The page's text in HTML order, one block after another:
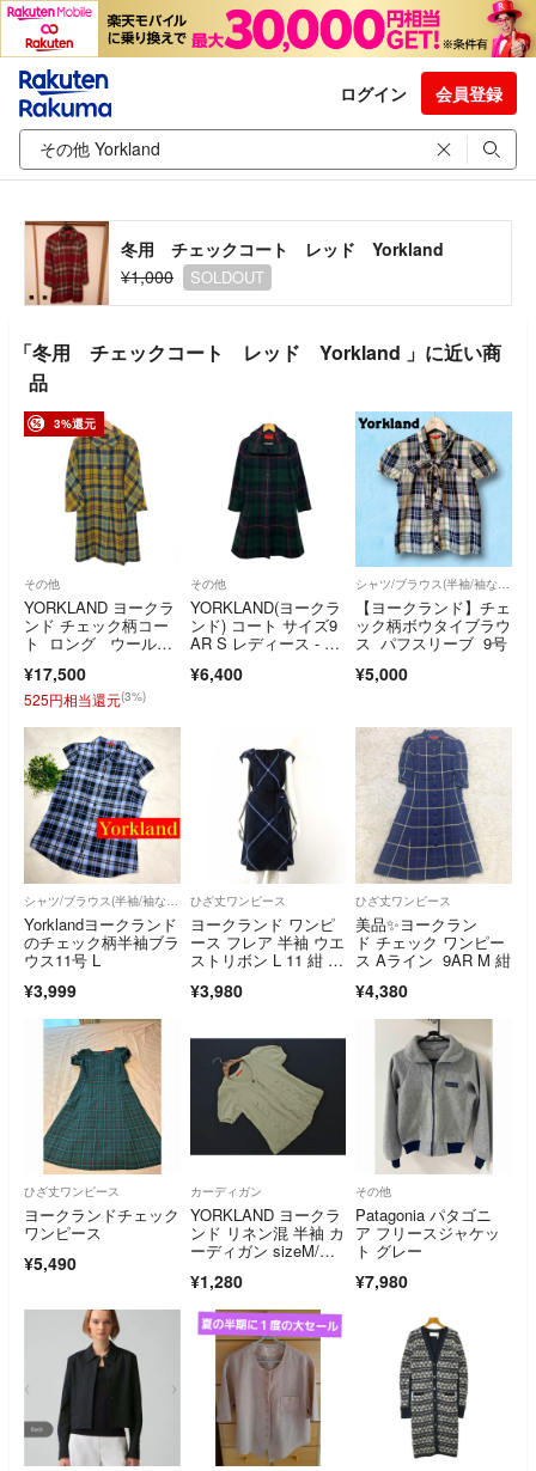
ログイン 会員登録
冬用 チェックコート レッド Yorkland
¥1,000
SOLDOUT
「冬用 チェックコート レッド Yorkland 」に近い商
品
3%還元
その他
YORKLAND ヨークラ
ンド チェック柄コー
ト ロング ウール10
ース / 240001213509
¥17,500
525円相当還元(3%)
その他
YORKLAND(ヨークラ
ンド) コート サイズ9
AR S レディース - ダ
ー×レッド 長袖/チェ
¥6,400
シャツ/ブラウス(半袖/袖なし)
【ヨークランド】チェ
ック柄ボウタイブラウ
ス パフスリーブ 9号
¥5,000
シャツ/ブラウス(半袖/袖なし)
Yorklandヨークランド
のチェック柄半袖ブラ
ウス11号 L
¥3,999
ひざ丈ワンピース
ヨークランド ワンピ
ース フレア 半袖 ウエ
ストリボン L 11 紺 ネ
¥3,980
ひざ丈ワンピース
美品✨ヨークラン
ド チェック ワンピー
ス Aライン 9AR M 紺
¥4,380
ひざ丈ワンピース
ヨークランドチェック
ワンピース
¥5,490
カーディガン
YORKLAND ヨークラ
ンド リネン混 半袖 カ
ーディガン sizeM/グ
ース
¥1,280
その他
Patagonia パタゴニ
ア フリースジャケッ
ト グレー
¥7,980